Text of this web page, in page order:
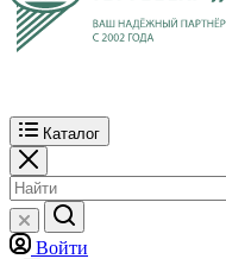
Каталог
Войти